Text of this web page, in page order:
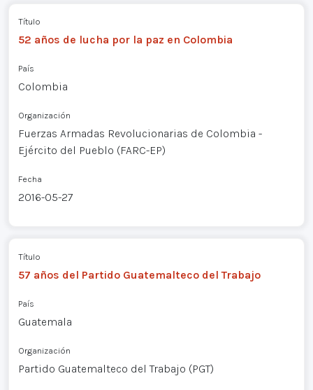
Título
52 años de lucha por la paz en Colombia
País
Colombia
Organización
Fuerzas Armadas Revolucionarias de Colombia -
Ejército del Pueblo (FARC-EP)
Fecha
2016-05-27
Título
57 años del Partido Guatemalteco del Trabajo
País
Guatemala
Organización
Partido Guatemalteco del Trabajo (PGT)